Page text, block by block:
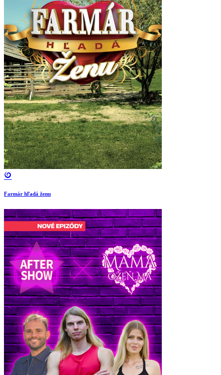
Farmár hľadá ženu